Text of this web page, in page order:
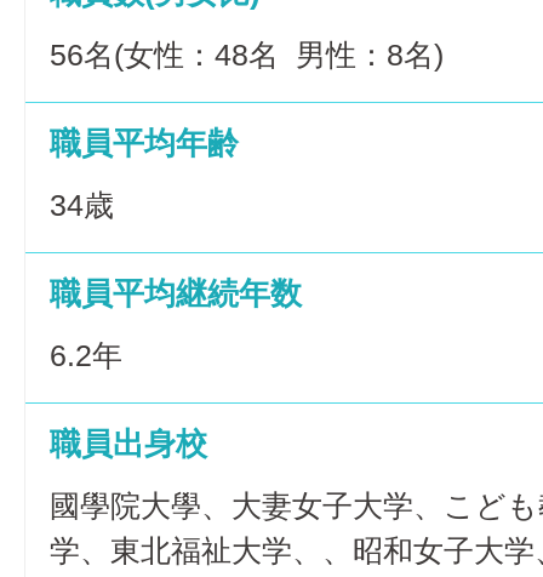
56名(女性：48名 男性：8名)
職員平均年齢
34歳
職員平均継続年数
6.2年
職員出身校
國學院大學、大妻女子大学、こど
学、東北福祉大学、、昭和女子大